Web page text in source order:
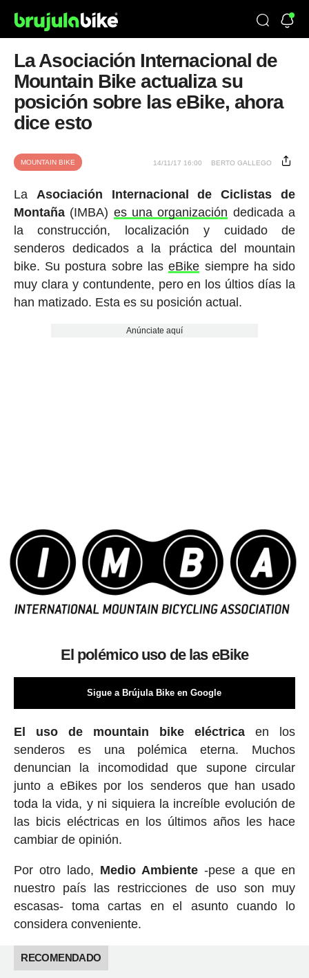
La Asociación Internacional de
Mountain Bike actualiza su
posición sobre las eBike, ahora
dice esto
MOUNTAIN BIKE 14/11/17 16:00 BERTO GALLEGO
La Asociación Internacional de Ciclistas de
Montaña(IMBA) es una organización dedicada a
la construcción, localización y cuidado de
senderos dedicados a la práctica del mountain
bike. Su postura sobre laseBike siempre ha sido
muy clara y contundente, pero en los últios días la
han matizado. Esta es su posición actual.
Anúnciate aquí
El polémico uso de las eBike
Sigue a Brújula Bike en Google
El uso de mountain bike eléctrica en los
senderos es una polémica eterna. Muchos
denuncian la incomodidad que supone circular
junto a eBikes por los senderos que han usado
toda la vida, y ni siquiera la increíble evolución de
las bicis eléctricas en los últimos años les hace
cambiar de opinión.
Por otro lado, Medio Ambiente -pese a que en
nuestro país las restricciones de uso son muy
escasas- toma cartas en el asunto cuando lo
considera conveniente.
RECOMENDADO